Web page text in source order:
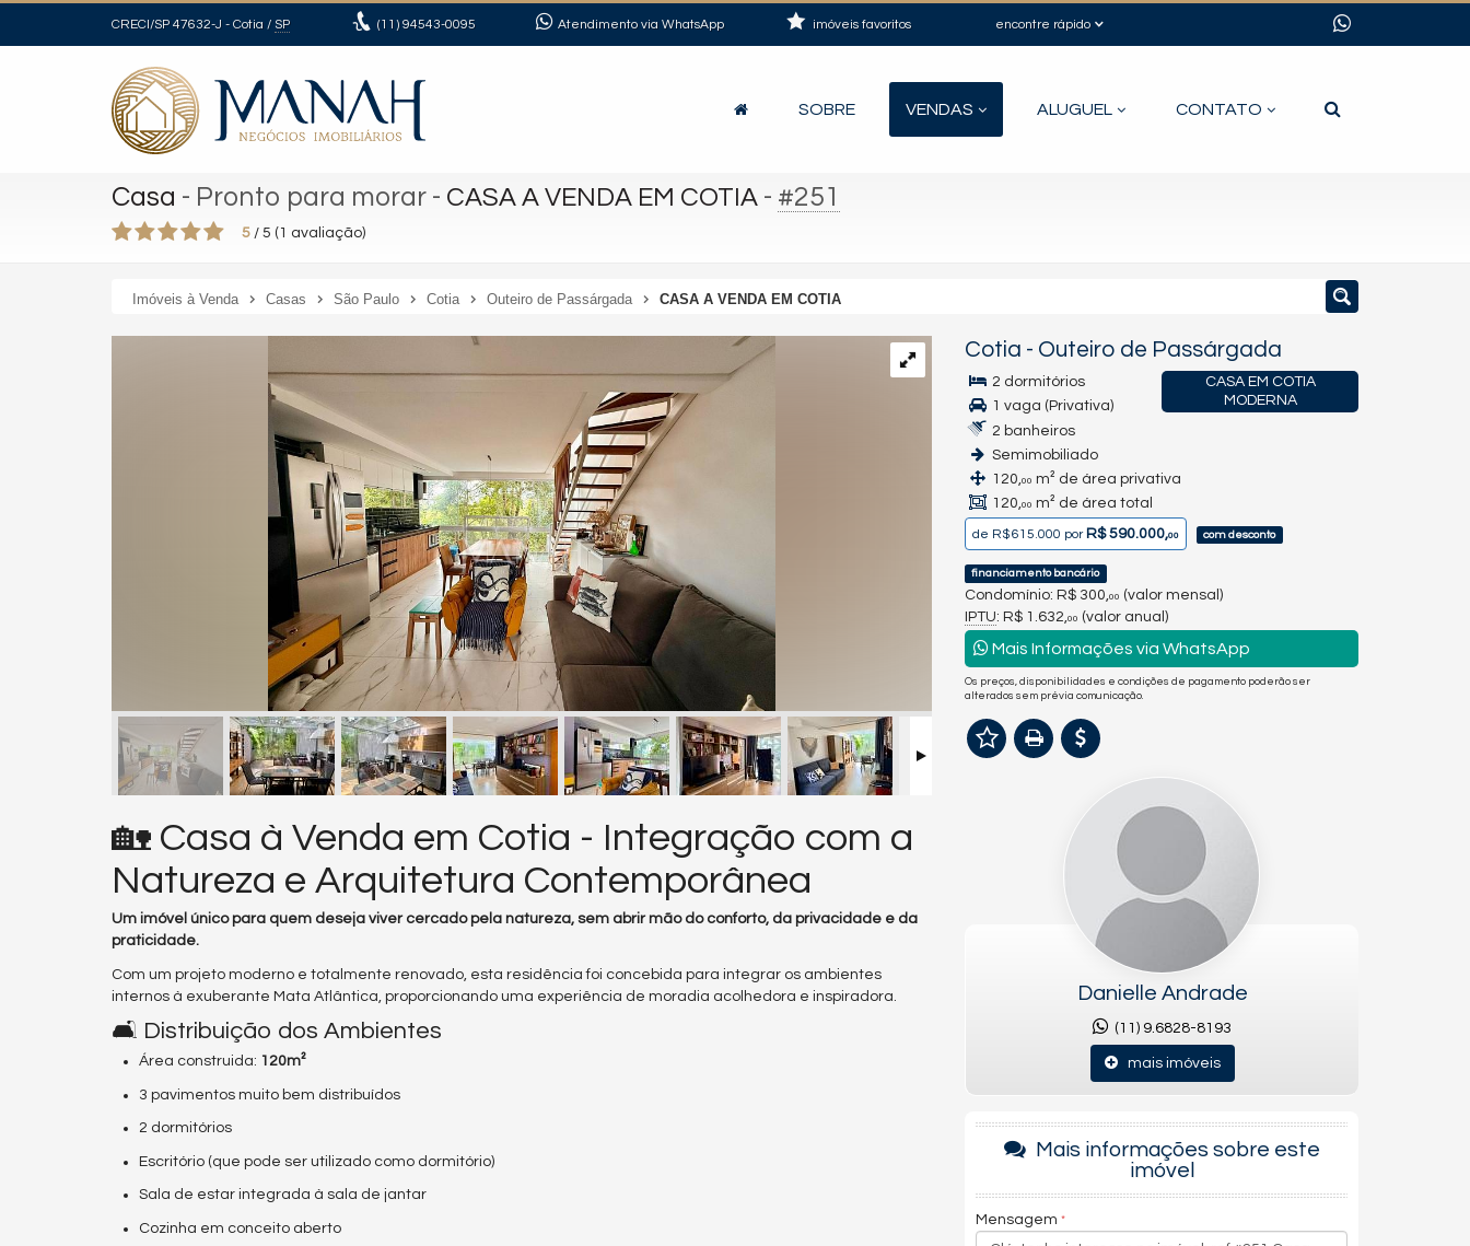
CRECI/SP 47632-J - Cotia / SP (11)94543-0095 Atendimento via WhatsApp encontre rápido
imóveis favoritos
SOBRE VENDAS ALUGUEL CONTATO
Casa - Pronto para morar - CASA A VENDA EM COTIA - #251
5 / 5 ( 1 avaliação)
Imóveis à Venda Casas São Paulo Cotia Outeiro de Passárgada CASA A VENDA EM COTIA
🏡 Casa à Venda em Cotia - Integração com a
Natureza e Arquitetura Contemporânea
Um imóvel único para quem deseja viver cercado pela natureza, sem abrir mão do conforto, da privacidade e da
praticidade.
Com um projeto moderno e totalmente renovado, esta residência foi concebida para integrar os ambientes
internos à exuberante Mata Atlântica, proporcionando uma experiência de moradia acolhedora e inspiradora.
🛋️ Distribuição dos Ambientes
Área construida: 120m²
3 pavimentos muito bem distribuídos
2 dormitórios
Escritório (que pode ser utilizado como dormitório)
Sala de estar integrada à sala de jantar
Cozinha em conceito aberto
Cotia - Outeiro de Passárgada
CASA EM COTIA
MODERNA
2 dormitórios
1 vaga (Privativa)
2 banheiros
Semimobiliado
120,00 m² de área privativa
120,00 m² de área total
de R$ 615.000 porR$ 590.000,00 com desconto
financiamento bancário
Condomínio: R$ 300, 00 (valor mensal)
IPTU: R$ 1.632, 00 (valor anual)
Mais Informações via WhatsApp
Os preços, disponibilidades e condições de pagamento poderão ser
alterados sem prévia comunicação.
Danielle Andrade
(11) 9.6828-8193
mais imóveis
Mais informações sobre este
imóvel
Mensagem